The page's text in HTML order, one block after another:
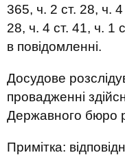
365, ч. 2 ст. 28, ч.
28, ч. 4 ст. 41, ч. 1
в повідомленні.
Досудове
провадженні
Державного бюро
Примітка: